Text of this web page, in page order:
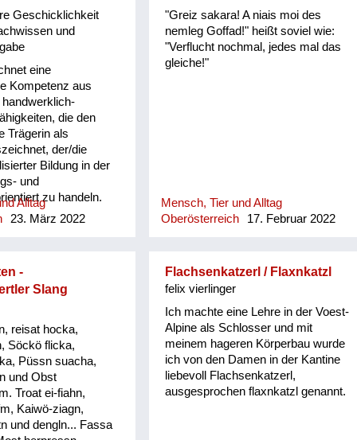
Geschicklichkeit
und
eine
Kompetenz aus
die den
Trägerin als
der/die
Bildung in der
und
zu handeln.
Familie noch
die aber unter Beweis
mussten.
Alltag
23. März 2022
"Greiz sakara! A niais moi des
nemleg Goffad!" heißt soviel wie:
"Verflucht nochmal, jedes mal das
gleiche!"
Mensch, Tier und Alltag
Oberösterreich
17. Februar 2022
-
Slang
reisat hocka,
Söckö flicka,
Püssn suacha,
und Obst
Troat ei-fiahn,
Kaiwö-ziagn,
und dengln... Fassa
Flachsenkatzerl / Flaxnkatzl
felix vierlinger
Ich machte eine Lehre in der Voest-
Alpine als Schlosser und mit
meinem hageren Körperbau wurde
ich von den Damen in der Kantine
liebevoll Flachsenkatzerl,
ausgesprochen flaxnkatzl genannt.